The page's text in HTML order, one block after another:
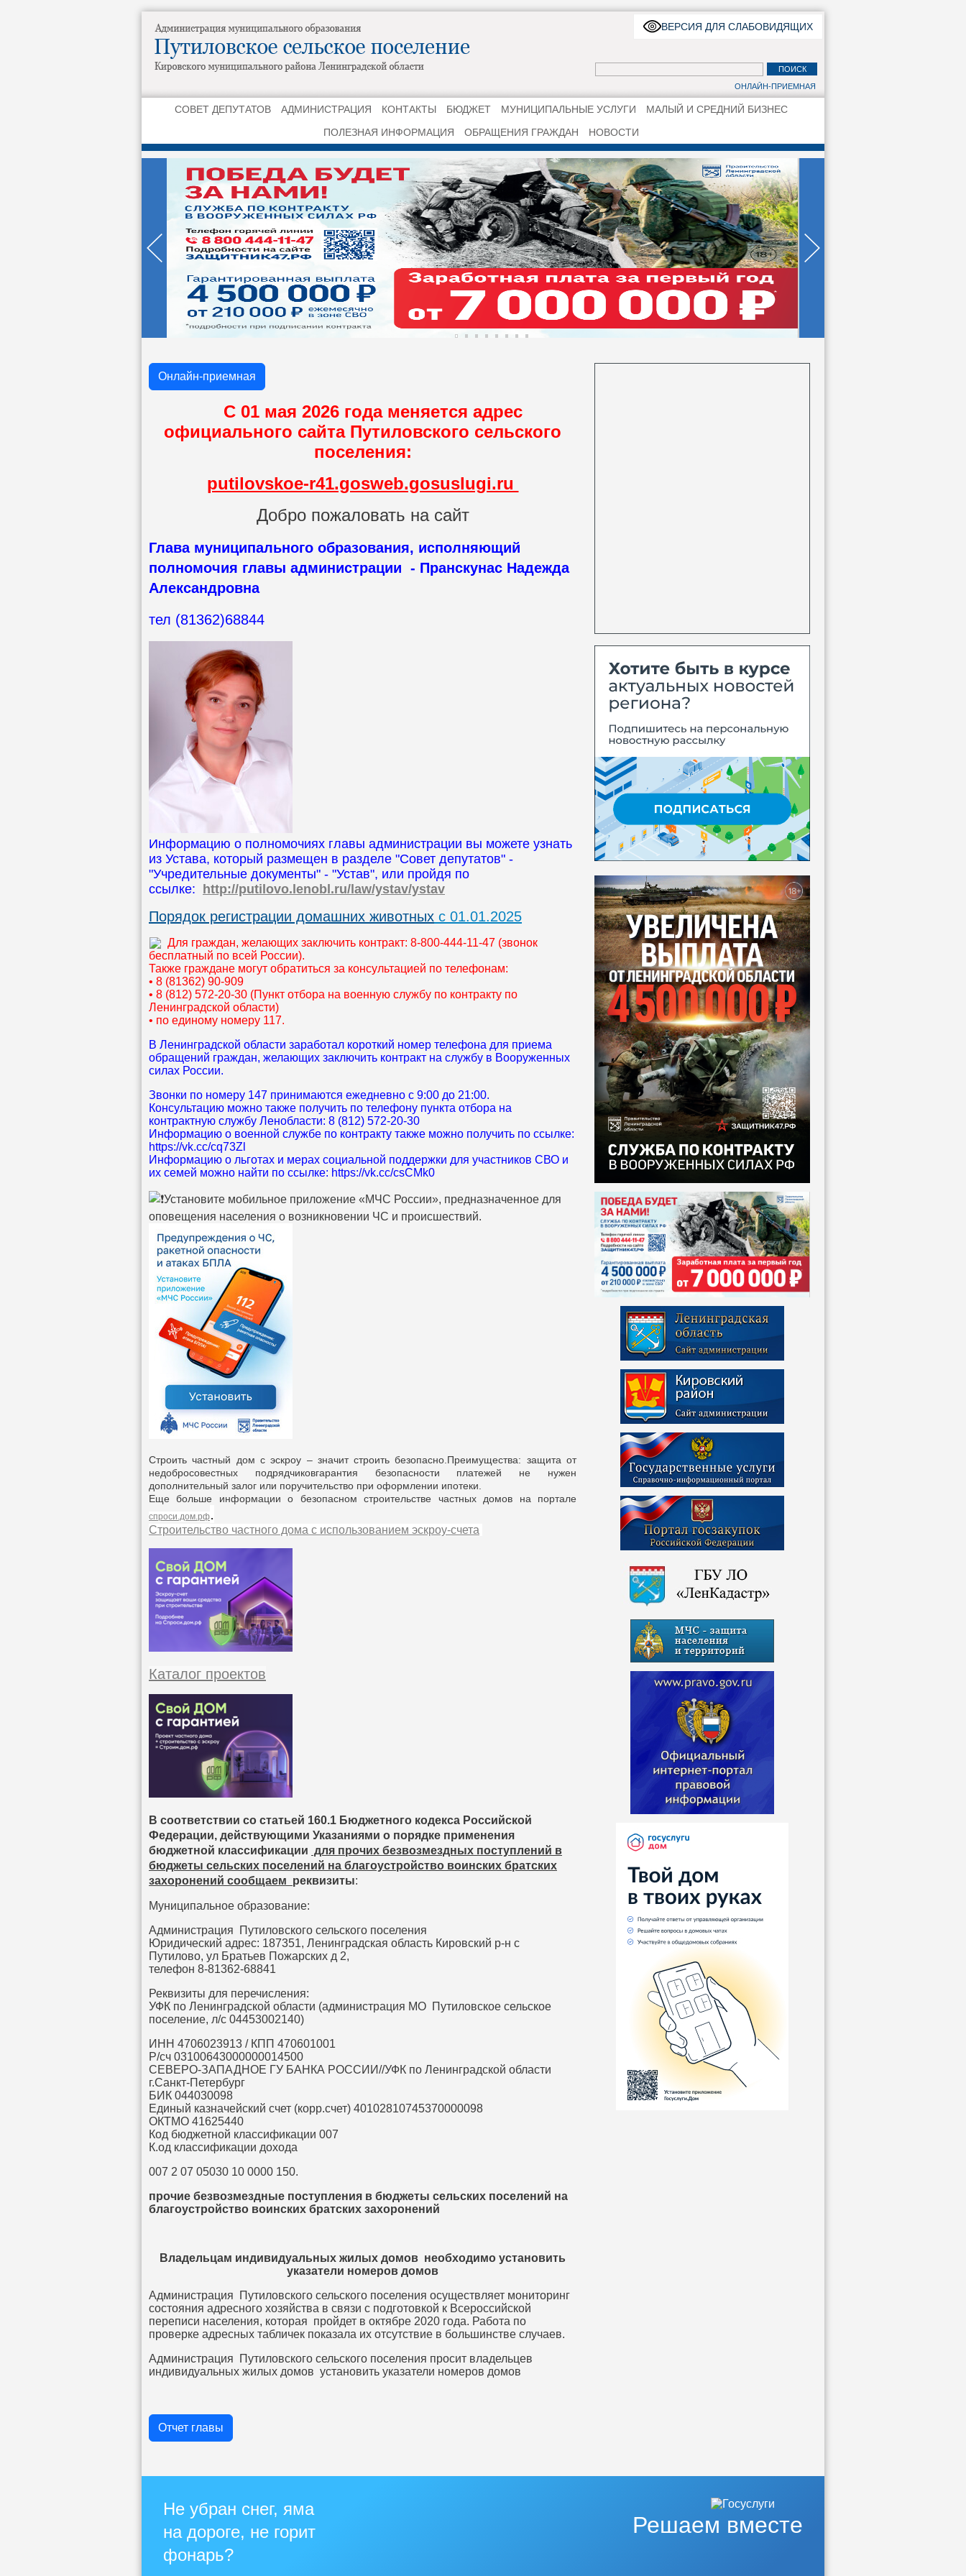
ВЕРСИЯ ДЛЯ СЛАБОВИДЯЩИХ
ОНЛАЙН-ПРИЕМНАЯ
СОВЕТ ДЕПУТАТОВ АДМИНИСТРАЦИЯ КОНТАКТЫ БЮДЖЕТ МУНИЦИПАЛЬНЫЕ УСЛУГИ
МАЛЫЙ И СРЕДНИЙ БИЗНЕС
ПОЛЕЗНАЯ ИНФОРМАЦИЯ
ОБРАЩЕНИЯ ГРАЖДАН НОВОСТИ
Онлайн-приемная
С 01 мая 2026 года меняется адрес
официального сайтаПутиловского сельского
поселения:
putilovskoe-r41.gosweb.gosuslugi.ru
Добро пожаловать на сайт
Глава муниципального образования, исполняющий
полномочия главы администрации - Пранскунас Надежда
Александровна
тел (81362)68844
Информацию о полномочиях главы администрации вы можете узнать
из Устава, который размещен в разделе "Совет депутатов" -
"Учредительные документы" - "Устав", или пройдя по
ссылке: http://putilovo.lenobl.ru/law/ystav/ystav
Порядок регистрации домашних животных с 01.01.2025
Для граждан, желающих заключить контракт: 8-800-444-11-47 (звонок
бесплатный по всей России).
Также граждане могут обратиться за консультацией по телефонам:
• 8 (81362) 90-909
• 8 (812) 572-20-30 (Пункт отбора на военную службу по контракту по
Ленинградской области)
• по единому номеру 117.
В Ленинградской области заработал короткий номер телефона для приема
обращений граждан, желающих заключить контракт на службу в Вооруженных
силах России.
Звонки по номеру 147 принимаются ежедневно с 9:00 до 21:00.
Консультацию можно также получить по телефону пункта отбора на
контрактную службу Ленобласти: 8 (812) 572-20-30
Информацию о военной службе по контракту также можно получить по ссылке:
https://vk.cc/cq73Zl
Информацию о льготах и мерах социальной поддержки для участников СВО и
их семей можно найти по ссылке: https://vk.cc/csCMk0
Установите мобильное приложение «МЧС России», предназначенное для
оповещения населения о возникновении ЧС и происшествий.
Строить частный дом с эскроу – значит строить безопасно. Преимущества: защита от
недобросовестных подрядчиковгарантия безопасности платежей не нужен
дополнительный залог или поручительство при оформлении ипотеки.
Еще больше информации о безопасномстроительстве частных домов на портале
спроси.дом.рф.
Строительство частного дома с использованием эcкроу-счета
Каталог проектов
В соответствии со статьей 160.1 Бюджетного кодекса Российской
Федерации, действующими Указаниями о порядке применения
бюджетной классификации для прочих безвозмездных поступлений в
бюджеты сельских поселений на благоустройство воинских братских
захоронений сообщаем реквизиты:
Муниципальное образование:
Администрация Путиловского сельского поселения
Юридический адрес: 187351, Ленинградская область Кировский р-н с
Путилово, ул Братьев Пожарских д 2,
телефон 8-81362-68841
Реквизиты для перечисления:
УФК по Ленинградской области (администрация МО Путиловское сельское
поселение, л/с 04453002140)
ИНН 4706023913 / КПП 470601001
Р/сч 03100643000000014500
СЕВЕРО-ЗАПАДНОЕ ГУ БАНКА РОССИИ//УФК по Ленинградской области
г.Санкт-Петербург
БИК 044030098
Единый казначейский счет (корр.счет) 40102810745370000098
ОКТМО 41625440
Код бюджетной классификации 007
К.од классификации дохода
007 2 07 05030 10 0000 150.
прочие безвозмездные поступления в бюджеты сельских поселений на
благоустройство воинских братских захоронений
Владельцам индивидуальных жилых домов необходимо установить
указатели номеров домов
Администрация Путиловского сельского поселения осуществляет мониторинг
состояния адресного хозяйства в связи с подготовкой к Всероссийской
переписи населения, которая пройдет в октябре 2020 года. Работа по
проверке адресных табличек показала их отсутствие в большинстве случаев.
Администрация Путиловского сельского поселения просит владельцев
индивидуальных жилых домов установить указатели номеров домов
Отчет главы
Решаем вместе
Не убран снег, яма
на дороге, не горит
фонарь?